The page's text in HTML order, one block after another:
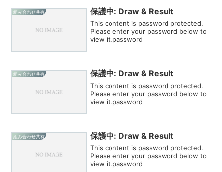
組み合わせ共有 保護中: Draw & Result
This content is password protected.
Please enter your password below to
view it.password
組み合わせ共有 保護中: Draw & Result
This content is password protected.
Please enter your password below to
view it.password
組み合わせ共有 保護中: Draw & Result
This content is password protected.
Please enter your password below to
view it.password